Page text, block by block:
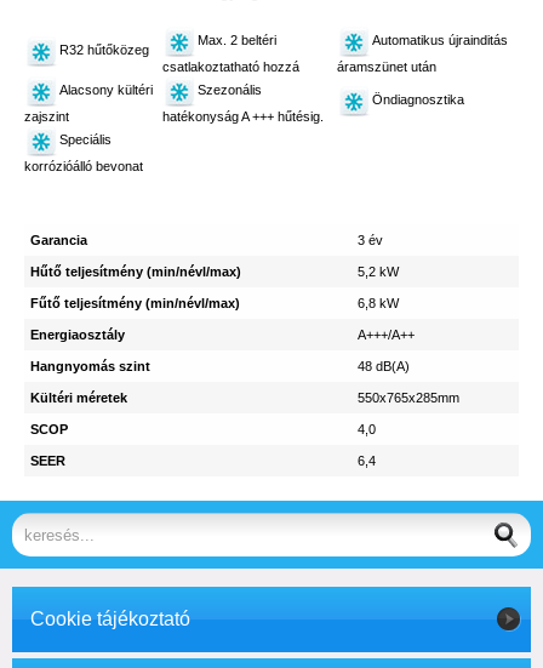
R32 hűtőközeg
Max. 2 beltéri
csatlakoztatható hozzá
Automatikus újrainditás
áramszünet után
Alacsony kültéri
zajszint
Szezonális
hatékonyság A +++ hűtésig.
Öndiagnosztika
Speciális
korrózióálló bevonat
Garancia 3 év
Hűtő teljesítmény (min/névl/max) 5,2 kW
Fűtő teljesítmény (min/névl/max) 6,8 kW
Energiaosztály A+++/A++
Hangnyomás szint 48 dB(A)
Kültéri méretek 550x765x285mm
SCOP 4,0
SEER 6,4
Cookie tájékoztató